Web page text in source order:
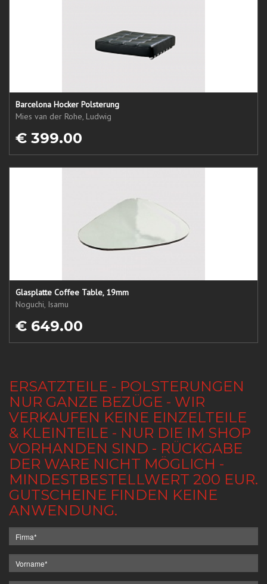
Barcelona Hocker Polsterung
Mies van der Rohe, Ludwig
€ 399.00
Glasplatte Coffee Table, 19mm
Noguchi, Isamu
€ 649.00
ERSATZTEILE - POLSTERUNGEN
NUR GANZE BEZÜGE - WIR
VERKAUFEN KEINE EINZELTEILE
& KLEINTEILE - NUR DIE IM SHOP
VORHANDEN SIND - RÜCKGABE
DER WARE NICHT MÖGLICH -
MINDESTBESTELLWERT 200 EUR.
GUTSCHEINE FINDEN KEINE
ANWENDUNG.